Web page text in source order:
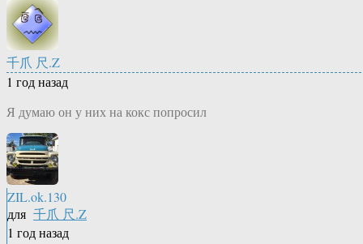
千爪 尺.Z
1 год назад
Я думаю он у них на кокс попросил
ZIL.ok.130
для 千爪 尺.Z
1 год назад